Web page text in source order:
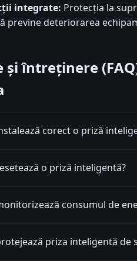
integrate: Protecția la
previne deteriorarea
și întreținere
corect o priză
o priză inteligentă?
consumul de
priza inteligentă de